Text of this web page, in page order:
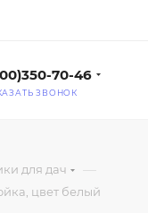
70-46
ЗВОНОК
для дач —
цвет белый